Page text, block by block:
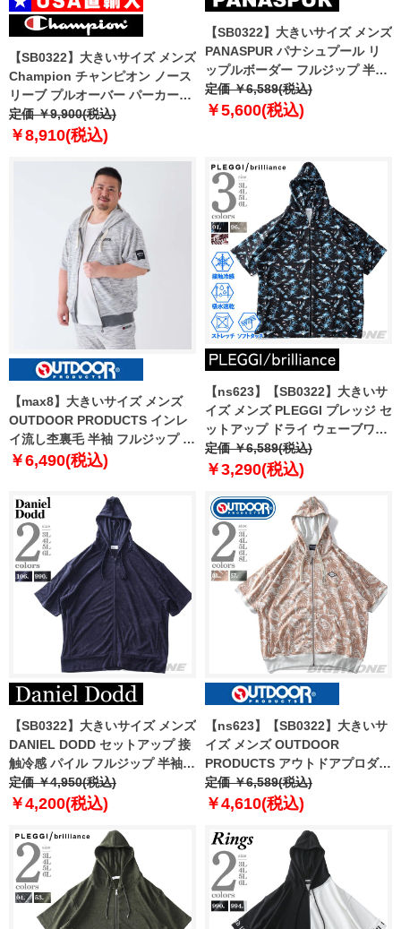
【SB0322】大きいサイズ メンズ
Champion チャンピオン ノース
リーブ プルオーバー パーカー
USA直輸入 t96574-586qtb
定価 ￥9,900(税込)
￥8,910(税込)
【SB0322】大きいサイズ メンズ
PANASPUR パナシュプール リ
ップルボーダー フルジップ 半袖
パーカー 4403-745z
定価 ￥6,589(税込)
￥5,600(税込)
【max8】大きいサイズ メンズ
OUTDOOR PRODUCTS インレ
イ流し杢裏毛 半袖 フルジップ パ
ーカー ホワイト系 1258-4225-1
￥6,490(税込)
【ns623】【SB0322】大きいサ
イズ メンズ PLEGGI プレッジ セ
ットアップ ドライ ウェーブワッ
フル 半袖 フルジップ パーカー
接触冷感 吸水速乾 ストレッチ
定価 ￥6,589(税込)
￥3,290(税込)
【SB0322】大きいサイズ メンズ
DANIEL DODD セットアップ 接
触冷感 パイル フルジップ 半袖
パーカー 846-cj2402pile
定価 ￥4,950(税込)
￥4,200(税込)
【ns623】【SB0322】大きいサ
イズ メンズ OUTDOOR
PRODUCTS アウトドアプロダク
ツ 裏毛 半袖 フルジップ パーカ
ー c643be
定価 ￥6,589(税込)
￥4,610(税込)